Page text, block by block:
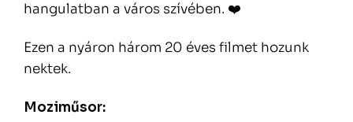
hangulatban a város szívében. ❤️
Ezen a nyáron három 20 éves filmet hozunk
nektek.
Moziműsor: